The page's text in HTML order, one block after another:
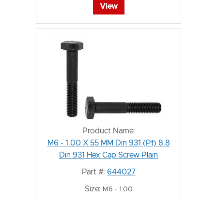
View
Product Name:
M6 - 1.00 X 55 MM Din 931 (Pt) 8.8
Din 931 Hex Cap Screw Plain
Part #: 644027
Size: M6 - 1.00